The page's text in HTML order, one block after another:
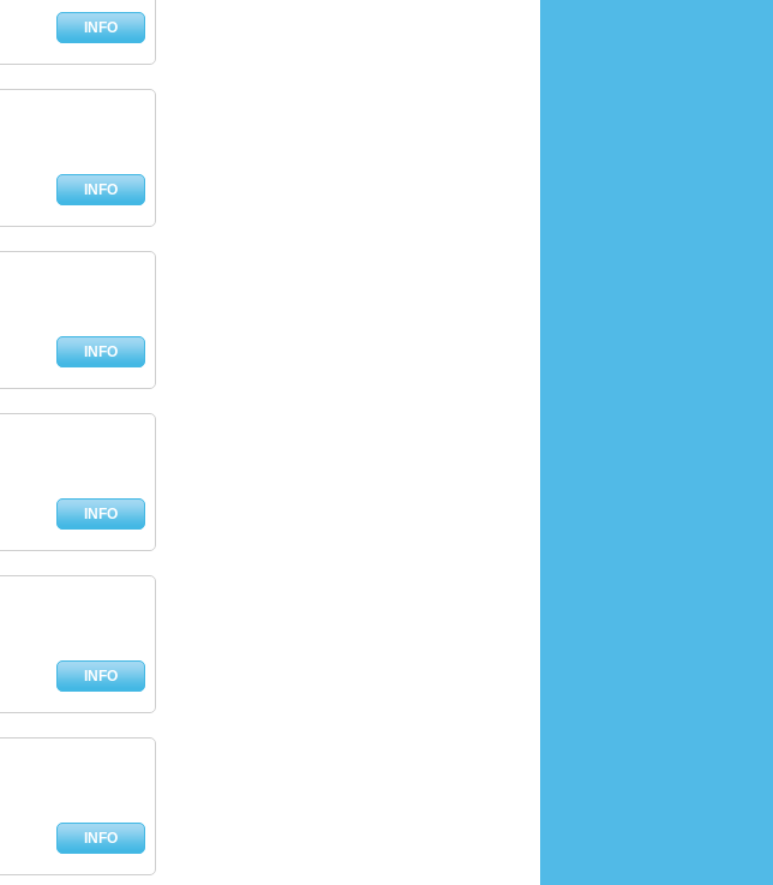
INFO
INFO
INFO
INFO
INFO
INFO